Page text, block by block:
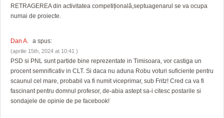
RETRAGEREA din activitatea competițională,septuagenarul se va ocupa
numai de proiecte.
Dan A. a spus:
(aprilie 15th, 2024 at 10:41 )
PSD si PNL sunt partide bine reprezentate in Timisoara, vor castiga un
procent semnificativ in CLT. Si daca nu aduna Robu voturi suficiente pentru
scaunul cel mare, probabil va fi numit viceprimar, sub Fritz! Cred ca va fi
fascinant pentru domnul profesor, de-abia astept sa-i citesc postarile si
sondajele de opinie de pe facebook!